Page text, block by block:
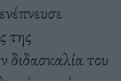
της
διδασκαλία του